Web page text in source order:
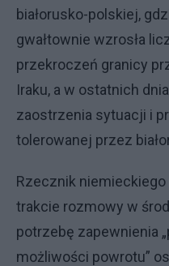
białorusko-polskiej,
gwałtownie wzrosła
przekroczeń granicy
Iraku, a w ostatnich
zaostrzenia sytuacji i
tolerowanej przez
Rzecznik niemieckiego
trakcie rozmowy w
potrzebę zapewnienia
możliwości powrotu”